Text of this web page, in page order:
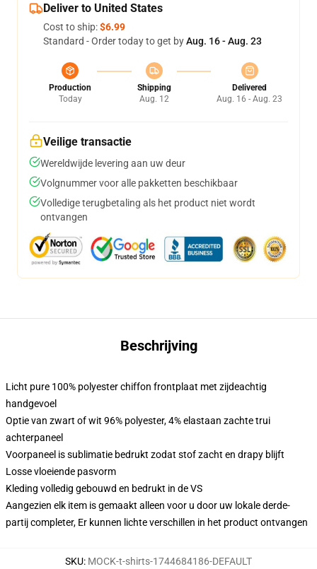
Deliver to United States
Cost to ship:$6.99
Standard - Order today to get byAug. 16 - Aug. 23
Production
Today
Shipping
Aug. 12
Delivered
Aug. 16 - Aug. 23
Veilige transactie
Wereldwijde levering aan uw deur
Volgnummer voor alle pakketten beschikbaar
Volledige terugbetaling als het product niet wordt
ontvangen
Beschrijving
Licht pure 100% polyester chiffon frontplaat met zijdeachtig
handgevoel
Optie van zwart of wit 96% polyester, 4% elastaan zachte trui
achterpaneel
Voorpaneel is sublimatie bedrukt zodat stof zacht en drapy blijft
Losse vloeiende pasvorm
Kleding volledig gebouwd en bedrukt in de VS
Aangezien elk item is gemaakt alleen voor u door uw lokale derde-
partij completer, Er kunnen lichte verschillen in het product ontvangen
SKU: MOCK-t-shirts-1744684186-DEFAULT